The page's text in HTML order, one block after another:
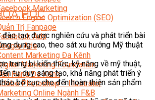
Marketing
Engine Optimization (SEO)
Trị Fanpage
Ads
Ads
Marketing Đa Kênh
Marketing Foundation
Hàng Đa Kênh
Photoshop – Illustrator
Online Ngành F&B
HỌC
đào tạo được nghiên cứu và phát triển bài
dụng cao, theo sát xu hướng Mỹ thuật
trang bị kiến thức, kỹ năng về mỹ thuật,
tư duy sáng tạo, khả năng phát triển ý
bố cục cho đến hoàn thiện sản phẩm